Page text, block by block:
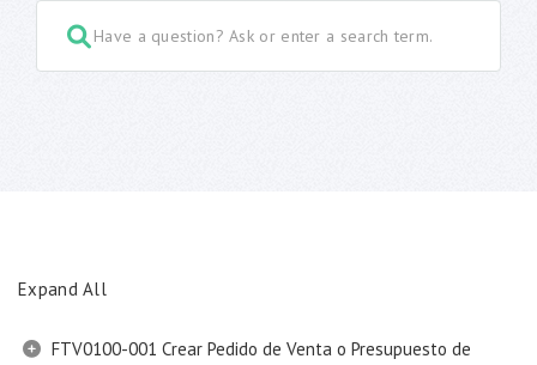
Expand All
FTV0100-001 Crear Pedido de Venta o Presupuesto de